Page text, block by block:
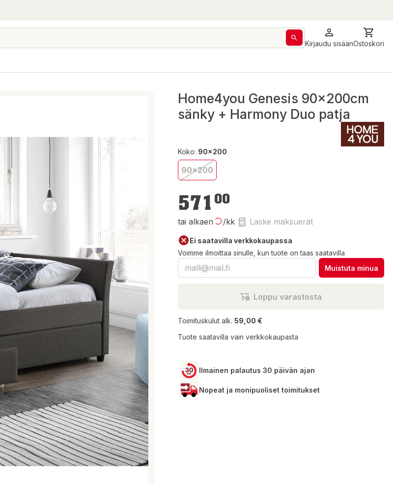
Kirjaudu sisäänOstoskori
Home4you Genesis 90x200cm
sänky + Harmony Duo patja
Koko: 90x200
90x200
571 00
tai alkaen /kk Laske maksuerät
Ei saatavilla verkkokaupassa
Voimme ilmoittaa sinulle, kun tuote on taas saatavilla
Muistuta minua
Loppu varastosta
Toimituskulut alk. 59,00 €
Tuote saatavilla vain verkkokaupasta
Ilmainen palautus 30 päivän ajan
Nopeat ja monipuoliset toimitukset